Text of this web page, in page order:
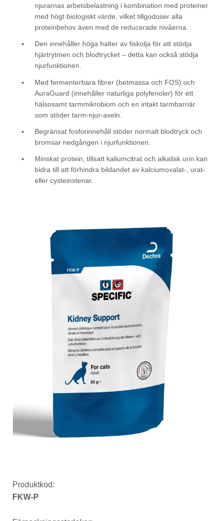
njurarnas arbetsbelastning i kombination med proteiner
med högt biologiskt värde, vilket tillgodoser alla
proteinbehov även med de reducerade nivåerna.
Den innehåller höga halter av fiskolja för att stödja
hjärtrytmen och blodtrycket – detta kan också stödja
njurfunktionen.
Med fermenterbara fibrer (betmassa och FOS) och
AuraGuard (innehåller naturliga polyfenoler) för ett
hälsosamt tarmmikrobiom och en intakt tarmbarriär
som stöder tarm-njur-axeln.
Begränsat fosforinnehåll stöder normalt blodtryck och
bromsar nedgången i njurfunktionen.
Minskat protein, tillsatt kaliumcitrat och alkalisk urin kan
bidra till att förhindra bildandet av kalciumoxalat-, urat-
eller cysteinstenar.
Produktkod:
FKW-P